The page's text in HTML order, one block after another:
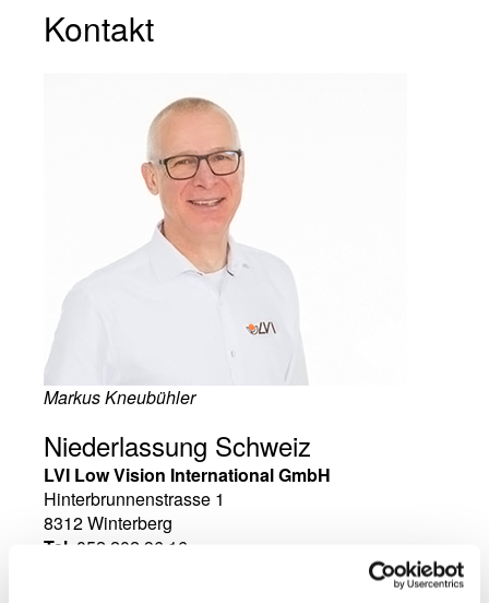
Kontakt
Markus Kneubühler
Niederlassung Schweiz
LVI Low Vision International GmbH
Hinterbrunnenstrasse 1
8312 Winterberg
Tel . 052 202 96 16